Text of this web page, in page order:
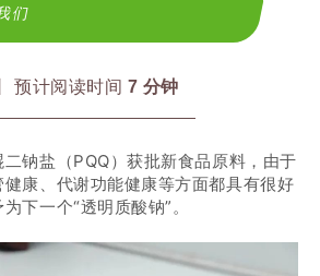
们
丨 预计阅读时间 7 分钟
食品安全风险分级与信用风险分类管
置，提升监管效能，市场监管总局起
开征求意见。公众可通过以下途径和
钠盐（PQQ）获批新食品原料，由于
康、代谢功能健康等方面都具有很好
下一个“透明质酸钠”。